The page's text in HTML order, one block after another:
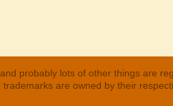
probably lots of other things are
are owned by their